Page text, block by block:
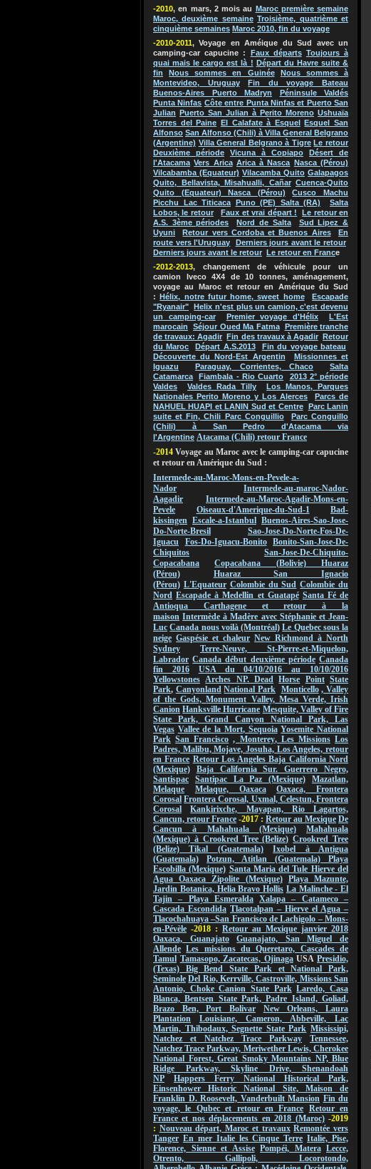
-2010, en mars, 2 mois au Marocpremière semaine
Maroc, deuxième semaine Troisième, quatrième et
cinquième semaines Maroc 2010, fin du voyage
-2010-2011, Voyage en Améique du Sud avec un
camping-car capucine : Faux départs Toujours à
quai mais le cargo est là ! Départ du Havre suite &
fin
Nous sommes en Guinée
Nous sommes à
Montevideo, Uruguay
Fin du voyage Bateau
Buenos-Aires Puerto Madryn
Péninsule Valdés
Punta Ninfas Côte entre Punta Ninfas et Puerto San
Julian
Puerto San Julian à Perito Moreno Ushuaïa
Torres del Paine
El Calafate à Esquel
Esquel San
Alfonso San Alfonso (Chili) à Villa General Belgrano
(Argentine) Villa General Belgrano à Tigre Le retour
Deuxième période
Vicuna à Copiapo
Désert de
l'Atacama Vers Arica Arica à Nasca
Nasca (Pérou)
Vilcabamba (Equateur) Vilacamba Quito Galapagos
Quito, Bellavista, Misahualli, Cañar Cuenca-Quito
Quito (Equateur) Nasca (Pérou)
Cusco Machu
Picchu Lac Titicaca
Puno (PE) Salta (RA)
Salta
Lobos, le retour
Faux et vrai départ !
Le retour en
A.S. 3ème périodes
Nord de Salta
Sud Lipez &
Uyuni
Retour vers Cordoba et Buenos Aires
En
route vers l'Uruguay
Derniers jours avant le retour
Derniers jours avant le retour
Le retour en France
-2012-2013, changement de véhicule pour un
camion Iveco 4X4 de 10 tonnes, aménagement,
voyage au Maroc et retour en Amérique du Sud
:
Hélix, notre futur home, sweet home
Escapade
"Ryanair"
Helix n'est plus un camion, c'est devenu
un camping-car
Premier voyage d'Hélix
L'Est
marocain
Séjour Oued Ma Fatma
Première tranche
de travaux: Agadir
Fin des travaux à Agadir
Retour
du Maroc
Départ A.S.2013
Fin du voyage bateau
Découverte du Nord-Est Argentin
Missionnes et
Iguazu
Paraguay, Corrientes, Chaco
Salta
Catamarca
Fiambala - Rio Cuarto
2013 2° période
Valdes
Valdes Rada Tilly
Los Manos, Parques
Nationales Perito Moreno y Los Alerces
Parcs de
NAHUEL HUAPI et LANIN Sud et Centre
Parc Lanin
suite et Fin, Chili Parc Conguillio
Parc Conguillo
(Chili) à San Pedro d'Atacama via
l'Argentine Atacama (Chili) retour France
-2014 Voyage au Maroc avec le camping-car capucine
et retour en Amérique du Sud :
Intermede-au-Maroc-Mons-en-Pevele-a-
Nador
Intermede-au-maroc-Nador-
Aagadir
Intermede-au-Maroc-Agadir-Mons-en-
Pevele
Oiseaux-d'Amerique-du-Sud-1
Bad-
kissingen Escale-a-Istanbul Buenos-Aires-Sao-Jose-
Do-Norte-Bresil
Sao-Jose-Do-Norte-Fos-De-
Iguacu
Fos-Do-Iguacu-Bonito
Bonito-San-Jose-De-
Chiquitos
San-Jose-De-Chiquito-
Copacabana
Copacabana (Bolivie) Huaraz
(Pérou)
Huaraz San Ignacio
(Pérou) L'Equateur Colombie du Sud Colombie du
Nord Escapade à Medellin et Guatapé Santa Fé de
Antioqua Carthagene et retour à la
maison Intermède à Madère avec Stéphanie et Jean-
Luc Canada nous voilà (Montréal) Le Quebec sous la
neige Gaspésie et chaleur New Richmond à North
Sydney
Terre-Neuve, St-Pierre-et-Miquelon,
Labrador Canada début deuxième période Canada
fin 2016
USA du 04/10/2016 au 10/10/2016
Yellowstones Arches NP.Dead Horse Point State
Park, Canyonland National Park Monticello , Valley
of the Gods,Monument Valley,Mesa Verde, Irish
Canion Hanksville Hurricane Mesquite, Valley of Fire
State Park, Grand Canyon National Park, Las
Vegas Vallee dela Mort,Sequoia Yosemite National
Park San Francisco , Monterey, Les Missions Los
Padres, Malibu, Mojave, Josuha, Los Angeles, retour
en France Retour Los Angeles Baja California Nord
(Mexique)
Baja California Sur. Guerrero Negro,
Santispac
Santipac La Paz (Mexique)
Mazatlan,
Melaque
Melaque, Oaxaca
Oaxaca, Frontera
Corosal Frontera Corosal, Uxmal, Celestun, Frontera
Corosal
Kankirixche, Mayapan, Rio Lagartos,
Cancun, retour France -2017 : Retour au Mexique De
Cancun à Mahahuala (Mexique)
Mahahuala
(Mexique) à Crookred Tree (Belize) Crookred Tree
(Belize) Tikal (Guatemala)
Ixobel à Antigua
(Guatemala)
Potzun, Atitlan (Guatemala) Playa
Escobilla (Mexique) Santa Maria del Tule Hierve del
Agua Oaxaca Zipolite (Mexique) Playa Mazunte,
Jardin Botanica, Helia Bravo Hollis La Malinche - El
Tajin – Playa Esmeralda Xalapa – Catameco –
Cascada Escondida Tlacotalpan – Hierve el Agua –
Tlacochahuaya –San Francisco de Lachigolo – Mons-
en-Pévèle -2018 : Retour au Mexique janvier 2018
Oaxaca, Guanajato
Guanajato, San Miguel de
Allende Les missions du Queretaro, Cascades de
Tamul Tamasopo, Zacatecas, OjinagaUSAPresidio,
(Texas) Big Bend State Park et National Park,
Seminole Del Rio, Kerrville, Castroville, Missions San
Antonio, Choke Canion State Park Laredo, Casa
Blanca, Bentsen State Park, Padre Island, Goliad,
Brazo Ben, Port Bolivar
New Orleans, Laura
Plantation
Louisiane, Cameron, Abbeville, Lac
Martin, Thibodaux, Segnette State Park Mississipi,
Natchez et Natchez Trace Parkway
Tennessee,
Natchez Trace Parkway, Meriwether Lewis, Cherokee
National Forest, Great Smoky Mountains NP, Blue
Ridge Parkway, Skyline Drive, Shenandoah
NP
Happers Ferry National Historical Park,
Einsenhower Historic National Site, Maison de
Franklin D. Roosevelt, Vanderbuilt Mansion Fin du
voyage, le Qubec et retour en France Retour en
France et nos déplacements en 2018 (Maroc) -2019
: Nouveau départ, Maroc et travaux Remontée vers
Tanger En mer Italie les Cinque Terre Italie, Pise,
Florence, Sienne et Assise Pompéi, Matera Lecce,
Otrento, Gallipoli, Locorotondo,